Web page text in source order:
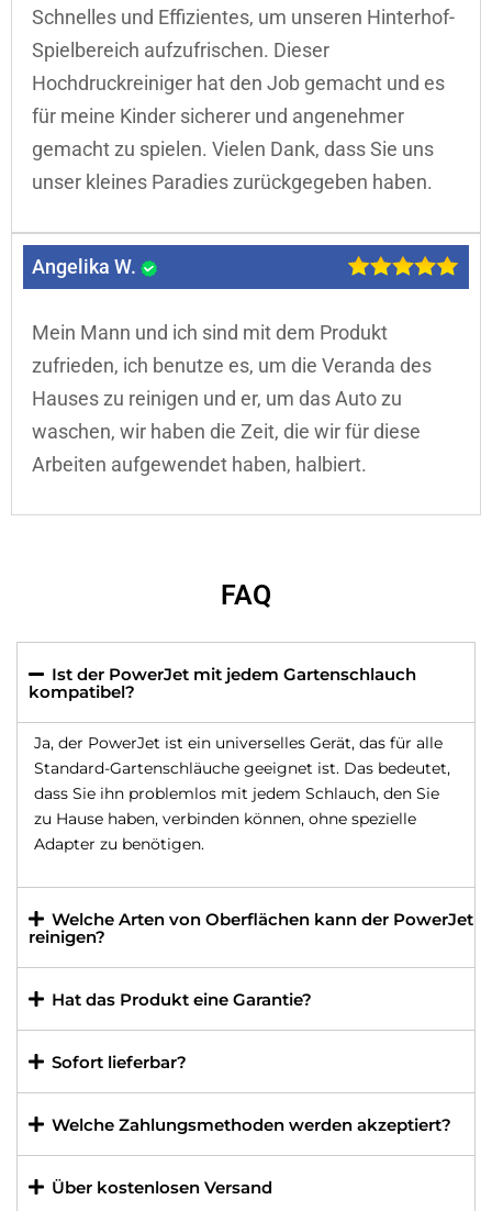
Schnelles und Effizientes, um unseren Hinterhof-
Spielbereich aufzufrischen. Dieser
Hochdruckreiniger hat den Job gemacht und es
für meine Kinder sicherer und angenehmer
gemacht zu spielen. Vielen Dank, dass Sie uns
unser kleines Paradies zurückgegeben haben.
Angelika W.
Mein Mann und ich sind mit dem Produkt
zufrieden, ich benutze es, um die Veranda des
Hauses zu reinigen und er, um das Auto zu
waschen, wir haben die Zeit, die wir für diese
Arbeiten aufgewendet haben, halbiert.
FAQ
Ist der PowerJet mit jedem Gartenschlauch
kompatibel?
Ja, der PowerJet ist ein universelles Gerät, das für alle
Standard-Gartenschläuche geeignet ist. Das bedeutet,
dass Sie ihn problemlos mit jedem Schlauch, den Sie
zu Hause haben, verbinden können, ohne spezielle
Adapter zu benötigen.
Welche Arten von Oberflächen kann der PowerJet
reinigen?
Hat das Produkt eine Garantie?
Sofort lieferbar?
Welche Zahlungsmethoden werden akzeptiert?
Über kostenlosen Versand